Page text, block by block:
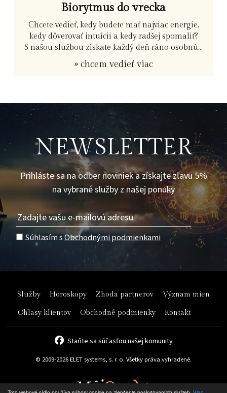
Biorytmus do vrecka
Chcete vedieť, kedy budete mať najviac energie,
kedy dôverovať intuícii a kedy radšej spomaliť?
S našou službou získate každý deň ráno osobnú...
» chcem vedieť viac
NEWSLETTER
Prihláste sa na odber noviniek a získajte zľavu 5%
na vybrané služby z našej ponuky
Súhlasím sObchodnými podmienkami
Služby Horoskopy Zhoda partnerov Význam mien
Ohlasy klientov Obchodné podmienky Kontakt
Staňte sa súčasťou našej komunity
© 2009-2026 ELET systems, s. r. o. Všetky práva vyhradené.